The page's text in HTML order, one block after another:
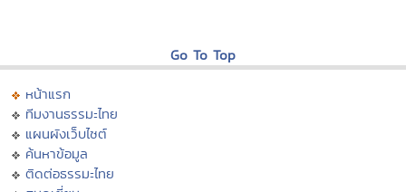
Go To Top
หน้าแรก
ทีมงานธรรมะไทย
แผนผังเว็บไซต์
ค้นหาข้อมูล
ติดต่อธรรมะไทย